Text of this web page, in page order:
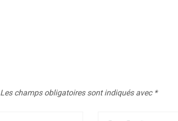
Les champs obligatoires sont indiqués avec *